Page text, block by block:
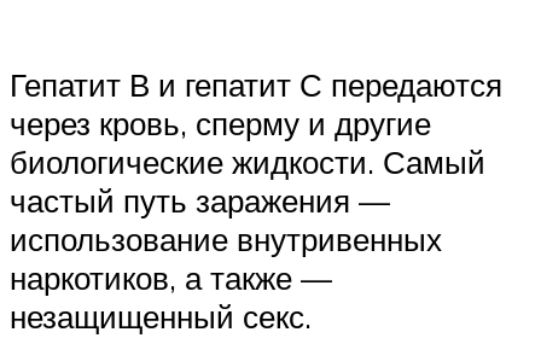
Гепатит В и гепатит С передаются
через кровь, сперму и другие
биологические жидкости. Самый
частый путь заражения —
использование внутривенных
наркотиков, а также —
незащищенный секс.